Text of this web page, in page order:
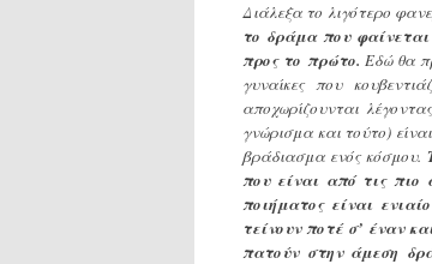
Διάλεξα το λιγότερο
το δράμα που
προς το πρώτο. Εδώ θα
γυναίκες που
αποχωρίζουνται
γνώρισμα και τούτο)
βράδιασμα ενός κόσμου.
που είναι από τις πιο
ποιήματος είναι
τείνουν ποτέ σ’ έναν
πατούν στην άμεση